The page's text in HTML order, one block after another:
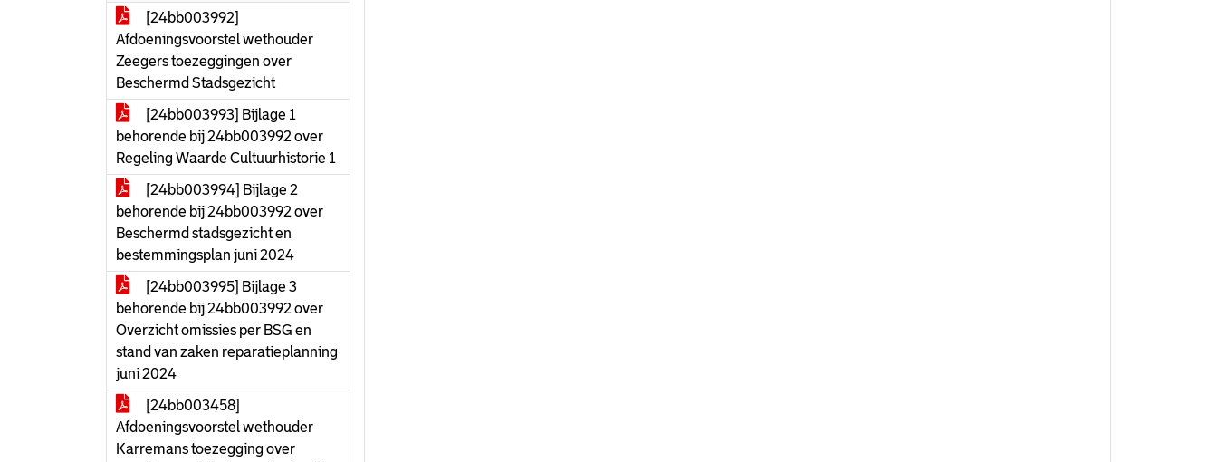
[24bb003992]
Afdoeningsvoorstel wethouder
Zeegers toezeggingen over
Beschermd Stadsgezicht
[24bb003993] Bijlage 1
behorende bij 24bb003992 over
Regeling Waarde Cultuurhistorie 1
[24bb003994] Bijlage 2
behorende bij 24bb003992 over
Beschermd stadsgezicht en
bestemmingsplan juni 2024
[24bb003995] Bijlage 3
behorende bij 24bb003992 over
Overzicht omissies per BSG en
stand van zaken reparatieplanning
juni 2024
[24bb003458]
Afdoeningsvoorstel wethouder
Karremans toezegging over